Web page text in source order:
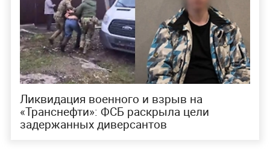
Ликвидация военного и взрыв на
«Транснефти»: ФСБ раскрыла цели
задержанных диверсантов